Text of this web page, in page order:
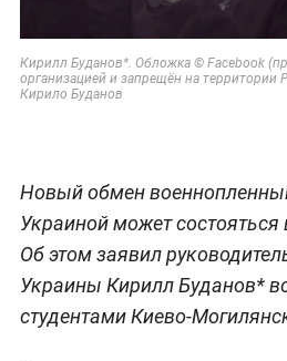
Кирилл Буданов*. Обложка © Facebook
организацией и запрещён на территории
Кирило Буданов
Новый обмен
Украиной может
Об этом заявил
Украины Кирилл Буданов*
студентами Киево-